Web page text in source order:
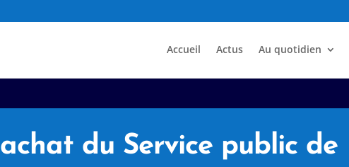
Accueil Actus Au quotidien
du Service public de